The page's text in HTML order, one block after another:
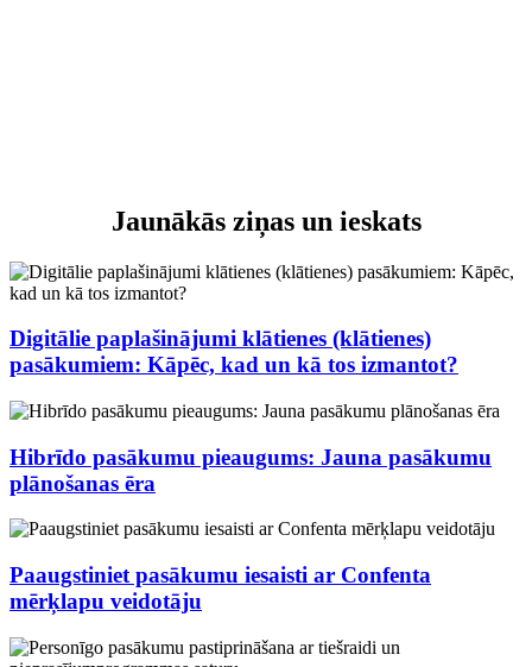
Jaunākās ziņas un ieskats
Digitālie paplašinājumi klātienes (klātienes)
pasākumiem: Kāpēc, kad un kā tos izmantot?
Hibrīdo pasākumu pieaugums: Jauna pasākumu
plānošanas ēra
Paaugstiniet pasākumu iesaisti ar Confenta
mērķlapu veidotāju